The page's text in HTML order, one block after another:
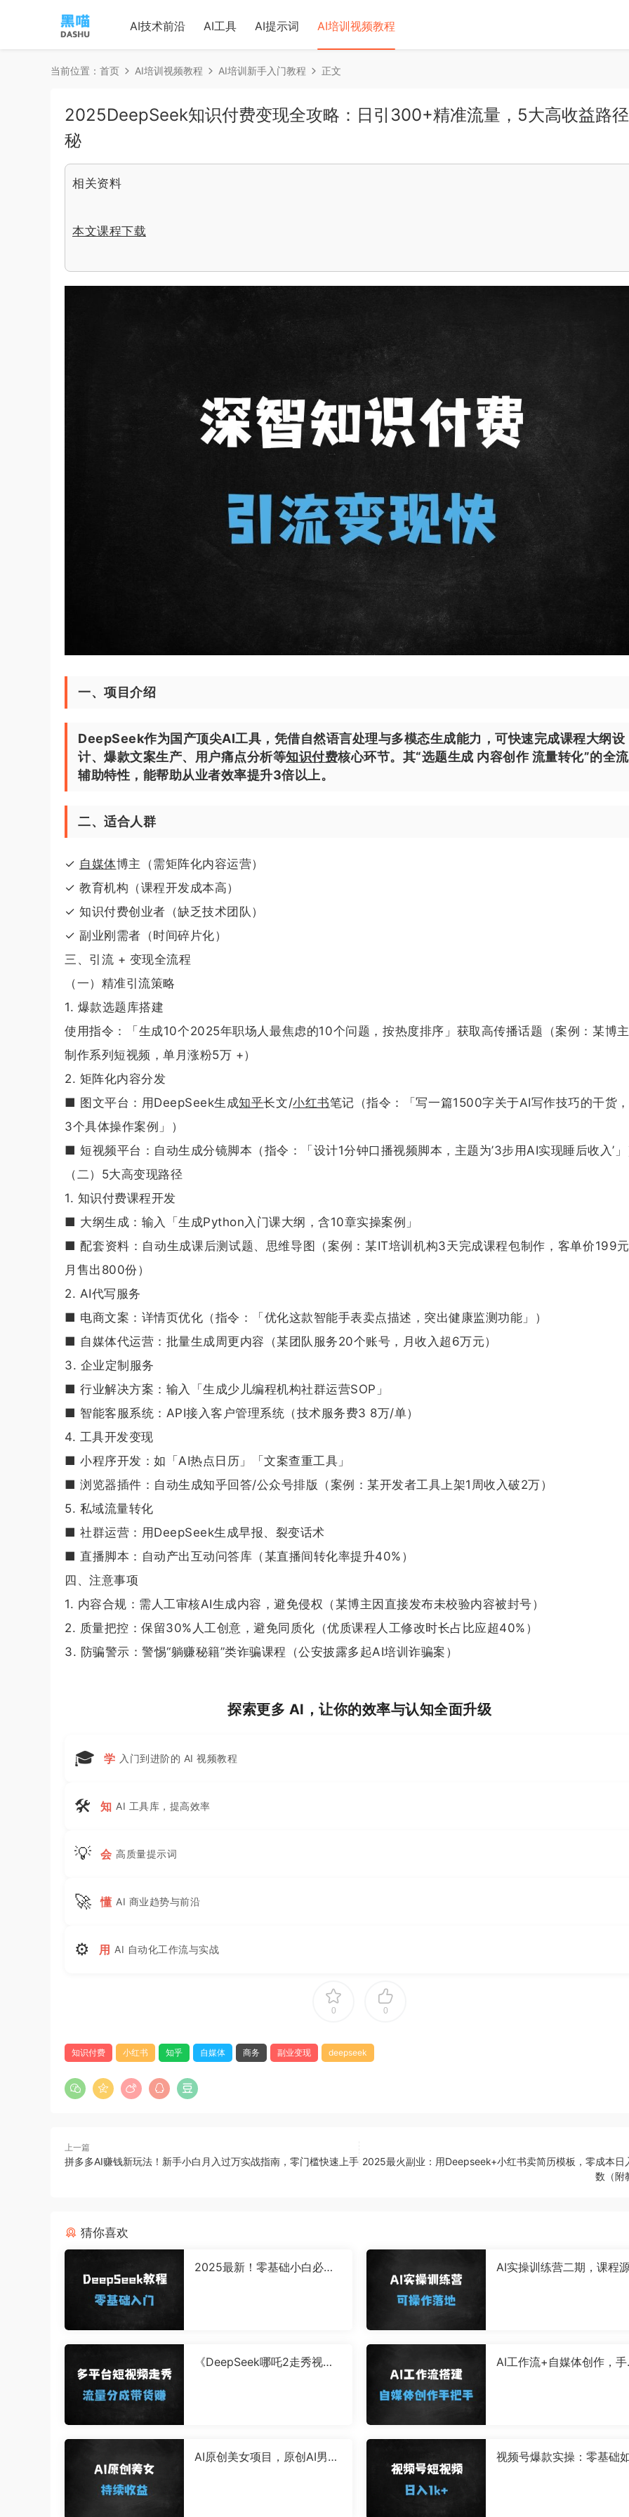
AI技术前沿 AI工具 AI提示词 AI培训视频教程
当前位置： 首页 AI培训视频教程 AI培训新手入门教程 正文
2025DeepSeek知识付费变现全攻略：日引300+精准流量，5大高收益路
秘
相关资料
本文课程下载
一、项目介绍
DeepSeek作为国产顶尖AI工具，凭借自然语言处理与多模态生成能力，可快速完成课程大纲设
计、爆款文案生产、用户痛点分析等知识付费核心环节。其“选题生成 内容创作 流量转化”的全
辅助特性，能帮助从业者效率提升3倍以上。
二、适合人群
✓ 自媒体博主（需矩阵化内容运营）
✓ 教育机构（课程开发成本高）
✓ 知识付费创业者（缺乏技术团队）
✓ 副业刚需者（时间碎片化）
三、引流 + 变现全流程
（一）精准引流策略
1. 爆款选题库搭建
使用指令：「生成10个2025年职场人最焦虑的10个问题，按热度排序」获取高传播话题（案例：某博
制作系列短视频，单月涨粉5万 +）
2. 矩阵化内容分发
■ 图文平台：用DeepSeek生成知乎长文/小红书笔记（指令：「写一篇1500字关于AI写作技巧的干货
3个具体操作案例」）
■ 短视频平台：自动生成分镜脚本（指令：「设计1分钟口播视频脚本，主题为’3步用AI实现睡后收入’
（二）5大高变现路径
1. 知识付费课程开发
■ 大纲生成：输入「生成Python入门课大纲，含10章实操案例」
■ 配套资料：自动生成课后测试题、思维导图（案例：某IT培训机构3天完成课程包制作，客单价199
月售出800份）
2. AI代写服务
■ 电商文案：详情页优化（指令：「优化这款智能手表卖点描述，突出健康监测功能」）
■ 自媒体代运营：批量生成周更内容（某团队服务20个账号，月收入超6万元）
3. 企业定制服务
■ 行业解决方案：输入「生成少儿编程机构社群运营SOP」
■ 智能客服系统：API接入客户管理系统（技术服务费3 8万/单）
4. 工具开发变现
■ 小程序开发：如「AI热点日历」「文案查重工具」
■ 浏览器插件：自动生成知乎回答/公众号排版（案例：某开发者工具上架1周收入破2万）
5. 私域流量转化
■ 社群运营：用DeepSeek生成早报、裂变话术
■ 直播脚本：自动产出互动问答库（某直播间转化率提升40%）
四、注意事项
1. 内容合规：需人工审核AI生成内容，避免侵权（某博主因直接发布未校验内容被封号）
2. 质量把控：保留30%人工创意，避免同质化（优质课程人工修改时长占比应超40%）
3. 防骗警示：警惕“躺赚秘籍”类诈骗课程（公安披露多起AI培训诈骗案）
探索更多 AI，让你的效率与认知全面升级
🎓 学 入门到进阶的 AI 视频教程
🛠 知 AI 工具库，提高效率
💡 会 高质量提示词
🚀 懂 AI 商业趋势与前沿
⚙ 用 AI 自动化工作流与实战
0 0
知识付费 小红书 知乎 自媒体 商务 副业变现 deepseek
上一篇
拼多多AI赚钱新玩法！新手小白月入过万实战指南，零门槛快速上手 2025最火副业：用Deepseek+小红书卖简历模板，零成本日
数（附
猜你喜欢
2025最新！零基础小白必学
AI实操训练营二期，课程
《DeepSeek哪吒2走秀视频3
AI工作流+自媒体创作，
AI原创美女项目，原创AI男粉
视频号爆款实操：零基础